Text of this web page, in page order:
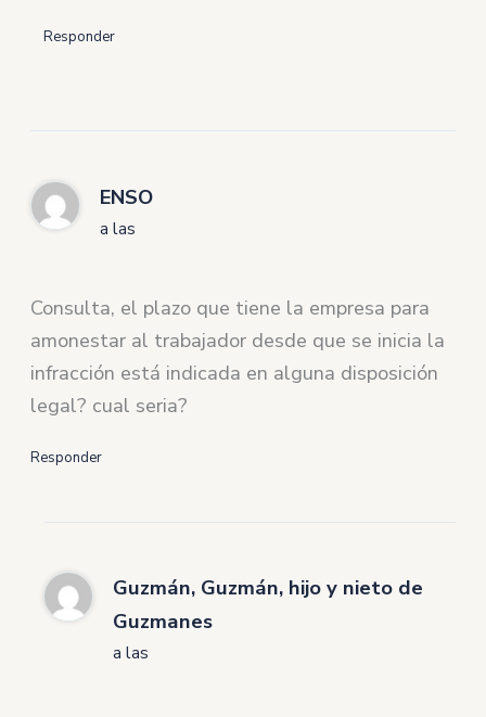
Responder
ENSO
a las
Consulta, el plazo que tiene la empresa para
amonestar al trabajador desde que se inicia la
infracción está indicada en alguna disposición
legal? cual seria?
Responder
Guzmán, Guzmán, hijo y nieto de
Guzmanes
a las